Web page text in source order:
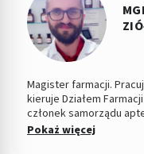
Magister farmacji.
kieruje Działem
członek samorządu
pracy zawodowej
Pokaż więcej